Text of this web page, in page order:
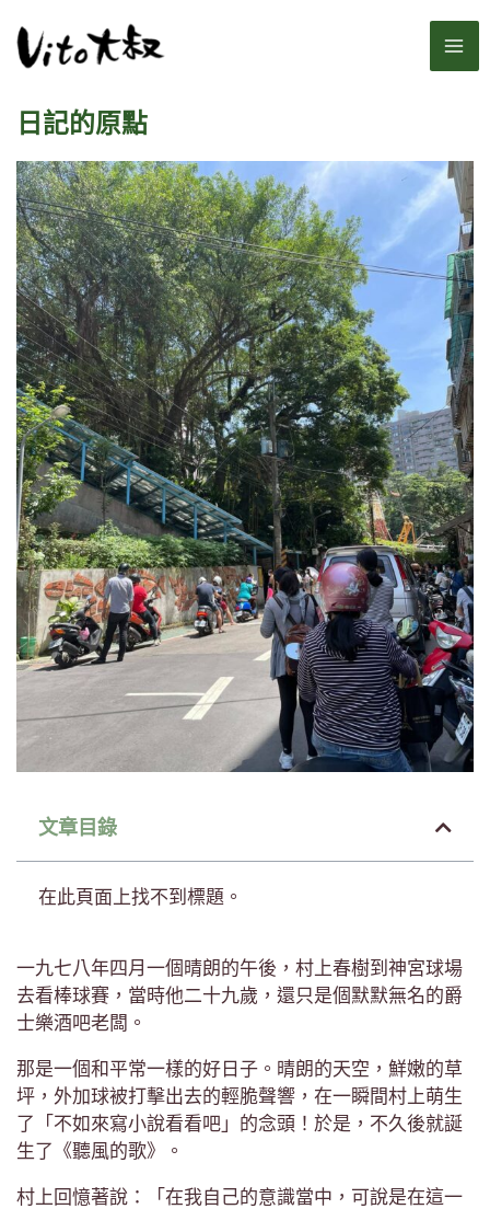
至
日記的原點
文章目錄
在此頁面上找不到標題。
一九七八年四月一個晴朗的午後，村上春樹到神宮球場
去看棒球賽，當時他二十九歲，還只是個默默無名的爵
士樂酒吧老闆。
那是一個和平常一樣的好日子。晴朗的天空，鮮嫩的草
坪，外加球被打擊出去的輕脆聲響，在一瞬間村上萌生
了「不如來寫小說看看吧」的念頭！於是，不久後就誕
生了《聽風的歌》。
村上回憶著說：「在我自己的意識當中，可說是在這一